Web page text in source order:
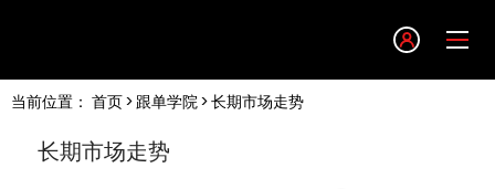
English
当前位置： 首页> 跟单学院> 长期市场走势
长期市场走势